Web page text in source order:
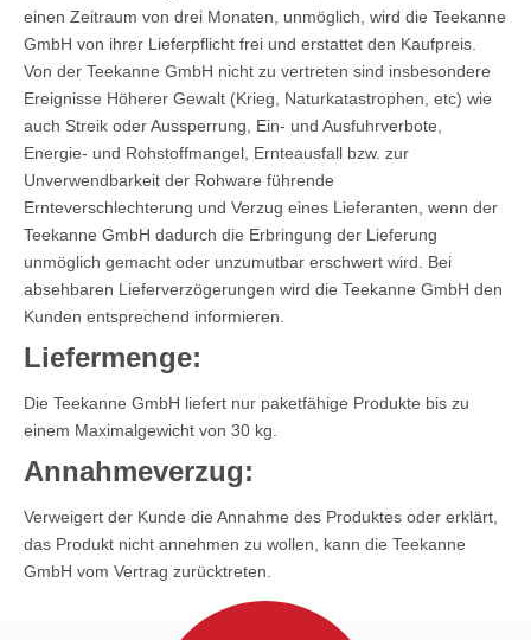
einen Zeitraum von drei Monaten, unmöglich, wird die Teekanne
GmbH von ihrer Lieferpflicht frei und erstattet den Kaufpreis.
Von der Teekanne GmbH nicht zu vertreten sind insbesondere
Ereignisse Höherer Gewalt (Krieg, Naturkatastrophen, etc) wie
auch Streik oder Aussperrung, Ein- und Ausfuhrverbote,
Energie- und Rohstoffmangel, Ernteausfall bzw. zur
Unverwendbarkeit der Rohware führende
Ernteverschlechterung und Verzug eines Lieferanten, wenn der
Teekanne GmbH dadurch die Erbringung der Lieferung
unmöglich gemacht oder unzumutbar erschwert wird. Bei
absehbaren Lieferverzögerungen wird die Teekanne GmbH den
Kunden entsprechend informieren.
Liefermenge:
Die Teekanne GmbH liefert nur paketfähige Produkte bis zu
einem Maximalgewicht von 30 kg.
Annahmeverzug:
Verweigert der Kunde die Annahme des Produktes oder erklärt,
das Produkt nicht annehmen zu wollen, kann die Teekanne
GmbH vom Vertrag zurücktreten.